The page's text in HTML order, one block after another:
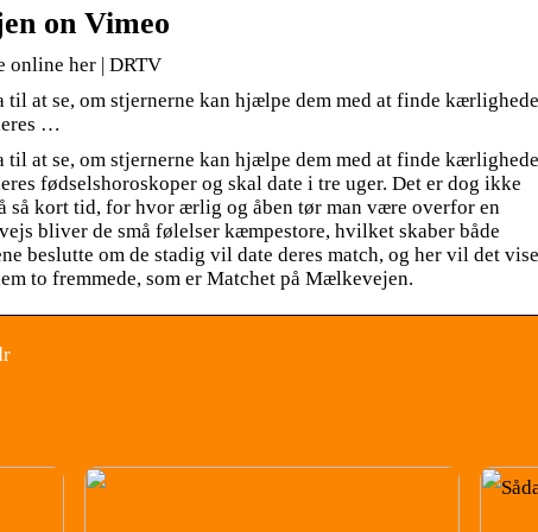
on Vimeo
online her | DRTV
til at se, om stjernerne kan hjælpe dem med at finde
…
til at se, om stjernerne kan hjælpe dem med at finde
fødselshoroskoper og skal date i tre uger. Det er dog ikke
kort tid, for hvor ærlig og åben tør man være overfor en
bliver de små følelser kæmpestore, hvilket skaber både
beslutte om de stadig vil date deres match, og her vil det vise
to fremmede, som er Matchet på Mælkevejen.